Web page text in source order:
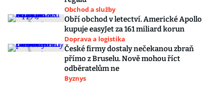
Obchod a služby
Obří obchod v letectví. Americké Apollo
kupuje easyJet za 161 miliard korun
Doprava a logistika
České firmy dostaly nečekanou zbraň
přímo z Bruselu. Nově mohou říct
odběratelům ne
Byznys